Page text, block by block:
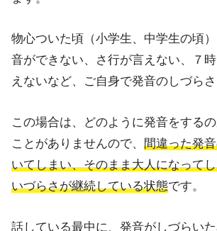
物心ついた頃（小学生、中学生の頃
音ができない、さ行が言えない、７
えないなど、ご自身で発音のしづらさ
この場合は、どのように発音をする
ことがありませんので、間違った発
いてしまい、そのまま大人になって
いづらさが継続している状態です。
話している最中に、発音がしづらい